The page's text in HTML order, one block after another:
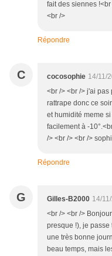
fait des siennes
<br />
Répondre
C cocosophie 14/11/
<br /> <br /> j'ai
rattrape donc ce
et humidité meme
facilement à -
/> <br /> <br />
Répondre
G Gilles-B2000 14/
<br /> <br />
presque !), je
une très bonne
beau temps, mais